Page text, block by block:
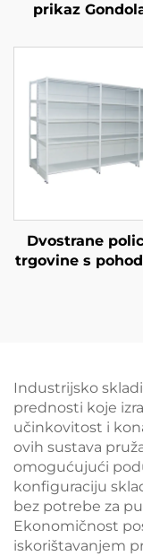
prikaz
S002
Dvostrane
trgovine s
Industrijsko
prednosti koje
učinkovitost i
ovih sustava
omogućujući
konfiguraciju
bez potrebe za
Ekonomičnost
iskorištavanjem